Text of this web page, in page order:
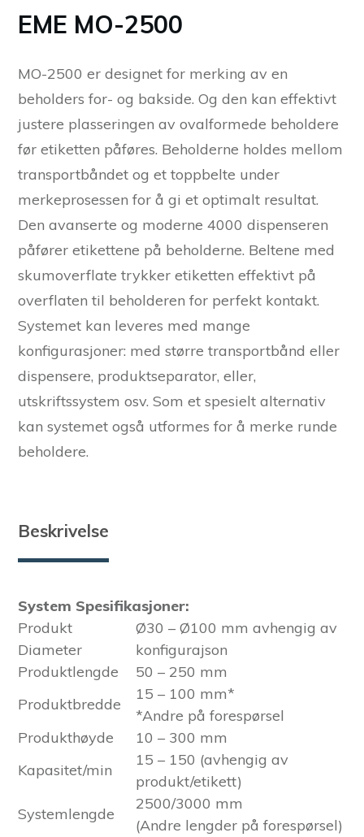
EME MO-2500
MO-2500 er designet for merking av en
beholders for- og bakside. Og den kan effektivt
justere plasseringen av ovalformede beholdere
før etiketten påføres. Beholderne holdes mellom
transportbåndet og et toppbelte under
merkeprosessen for å gi et optimalt resultat.
Den avanserte og moderne 4000 dispenseren
påfører etikettene på beholderne. Beltene med
skumoverflate trykker etiketten effektivt på
overflaten til beholderen for perfekt kontakt.
Systemet kan leveres med mange
konfigurasjoner: med større transportbånd eller
dispensere, produktseparator, eller,
utskriftssystem osv. Som et spesielt alternativ
kan systemet også utformes for å merke runde
beholdere.
Beskrivelse
System Spesifikasjoner:
Produkt
Diameter
Ø30 – Ø100 mm avhengig av
konfigurajson
Produktlengde
50 – 250 mm
Produktbredde
15 – 100 mm*
*Andre på forespørsel
Produkthøyde
10 – 300 mm
Kapasitet/min
15 – 150 (avhengig av
produkt/etikett)
Systemlengde
2500/3000 mm
(Andre lengder på forespørsel)